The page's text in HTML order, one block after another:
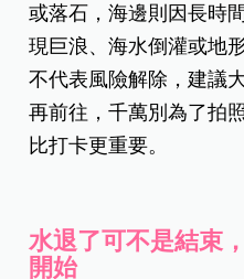
或落石，海邊則因長時
現巨浪、海水倒灌或地
不代表風險解除，建議
再前往，千萬別為了拍
比打卡更重要。
水退了可不是結束
開始